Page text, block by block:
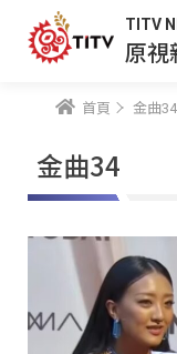
TITV
原視
首頁 金曲34
金曲34